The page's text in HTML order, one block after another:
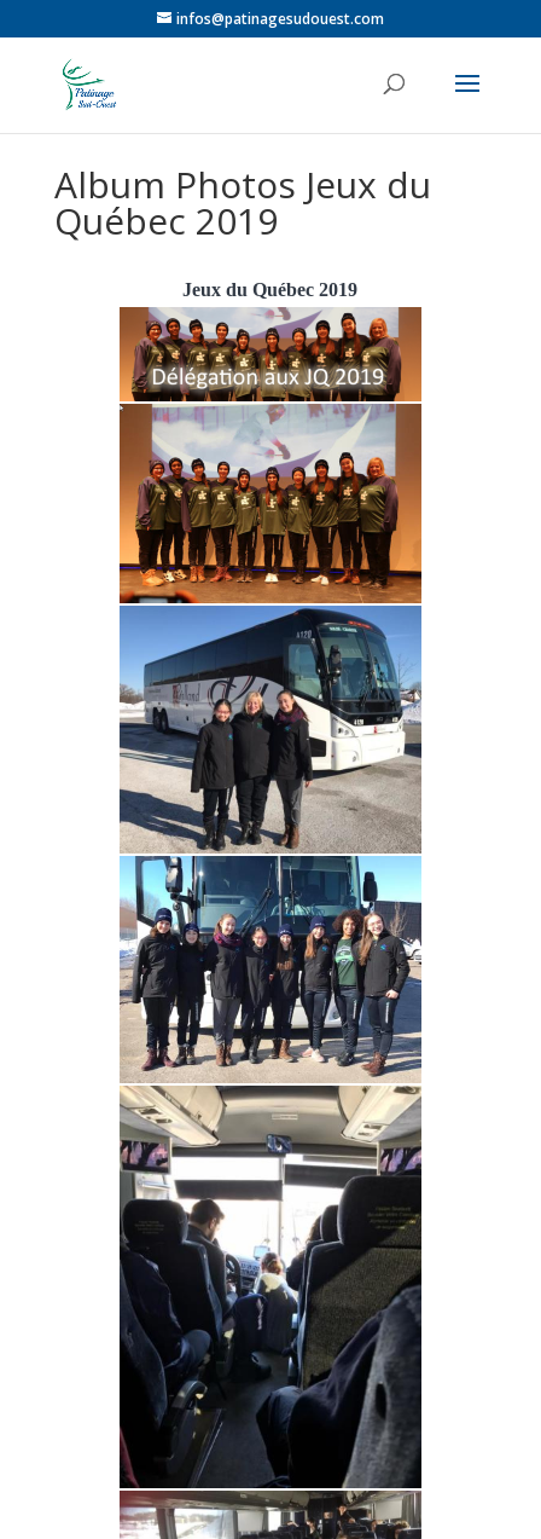
infos@patinagesudouest.com
Album Photos Jeux du
Québec 2019
Jeux du Québec 2019